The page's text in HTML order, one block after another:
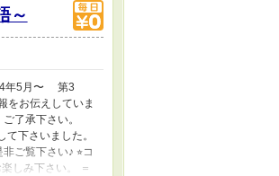
～
年5月〜 第3
お伝えしていま
ご了承下さい。
下さいました。
ご覧下さい♪ ⭐︎コ
しみ下さい。 ＝